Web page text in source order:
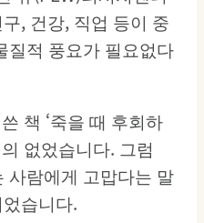
, 건강, 직업 등이 중
질적 풍요가 필요없다
책 ‘죽을 때 후회하
없었습니다. 그럼
사람에게 고맙다는 말
습니다.